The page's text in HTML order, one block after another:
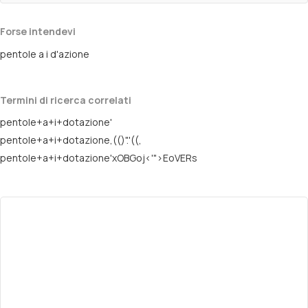
direzione
Forse intendevi
pentole a i d'azione
Termini di ricerca correlati
pentole+a+i+dotazione'
pentole+a+i+dotazione,(()".'((,
pentole+a+i+dotazione'xOBGoj<'">EoVERs